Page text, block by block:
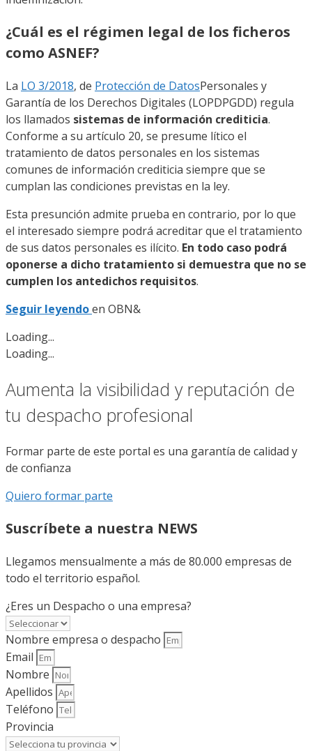
¿Cuál es el régimen legal de los ficheros
como ASNEF?
La LO 3/2018, de Protección de DatosPersonales y
Garantía de los Derechos Digitales (LOPDPGDD) regula
los llamados sistemas de información crediticia.
Conforme a su artículo 20, se presume lítico el
tratamiento de datos personales en los sistemas
comunes de información crediticia siempre que se
cumplan las condiciones previstas en la ley.
Esta presunción admite prueba en contrario, por lo que
el interesado siempre podrá acreditar que el tratamiento
de sus datos personales es ilícito. En todo caso podrá
oponerse a dicho tratamiento si demuestra que no se
cumplen los antedichos requisitos.
Seguir leyendoen OBN&
Loading...
Loading...
Aumenta la visibilidad y reputación de
tu despacho profesional
Formar parte de este portal es una garantía de calidad y
de confianza
Quiero formar parte
Suscríbete a nuestra NEWS
Llegamos mensualmente a más de 80.000 empresas de
todo el territorio español.
¿Eres un Despacho o una empresa?
Nombre empresa o despacho
Email
Nombre
Apellidos
Teléfono
Provincia